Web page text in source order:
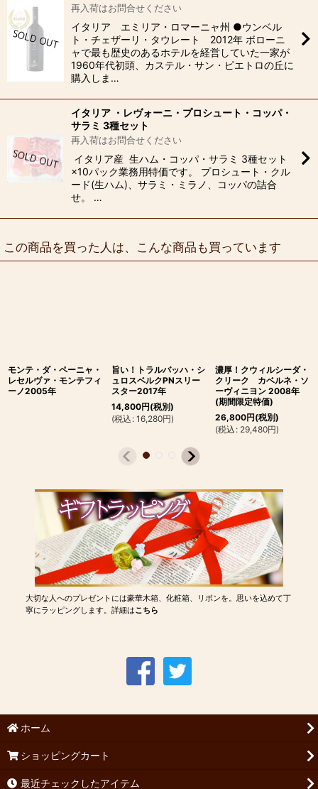
再入荷はお問合せください
イタリア エミリア・ロマーニャ州 ●ウンベル
ト・チェザーリ・タウレート 2012年 ボローニ
ャで最も歴史のあるホテルを経営していた一家が
1960年代初頭、カステル・サン・ピエトロの丘に
購入しま…
イタリア ・レヴォーニ・プロシュート・コッパ・
サラミ 3種セット
再入荷はお問合せください
イタリア産 生ハム・コッパ・サラミ 3種セット
×10パック業務用特価です。 プロシュート・クル
ード(生ハム)、サラミ・ミラノ、コッパの詰合
せ。 …
この商品を買った人は、こんな商品も買っています
モンテ・ダ・ペーニャ・
レセルヴァ・モンテフィ
ーノ2005年
旨い！トラルバッハ・シ
ュロスベルクPNスリー
スター2017年
14,800円(税別)
(税込 : 16,280円)
濃厚！クウィルシーダ・
クリーク カベルネ・ソ
ーヴィニヨン 2008年
(期間限定特価)
26,800円(税別)
(税込 : 29,480円)
大切な人へのプレゼントには豪華木箱、化粧箱、リボンを。思いを込めて丁
寧にラッピングします。詳細はこちら
ホーム
ショッピングカート
最近チェックしたアイテム